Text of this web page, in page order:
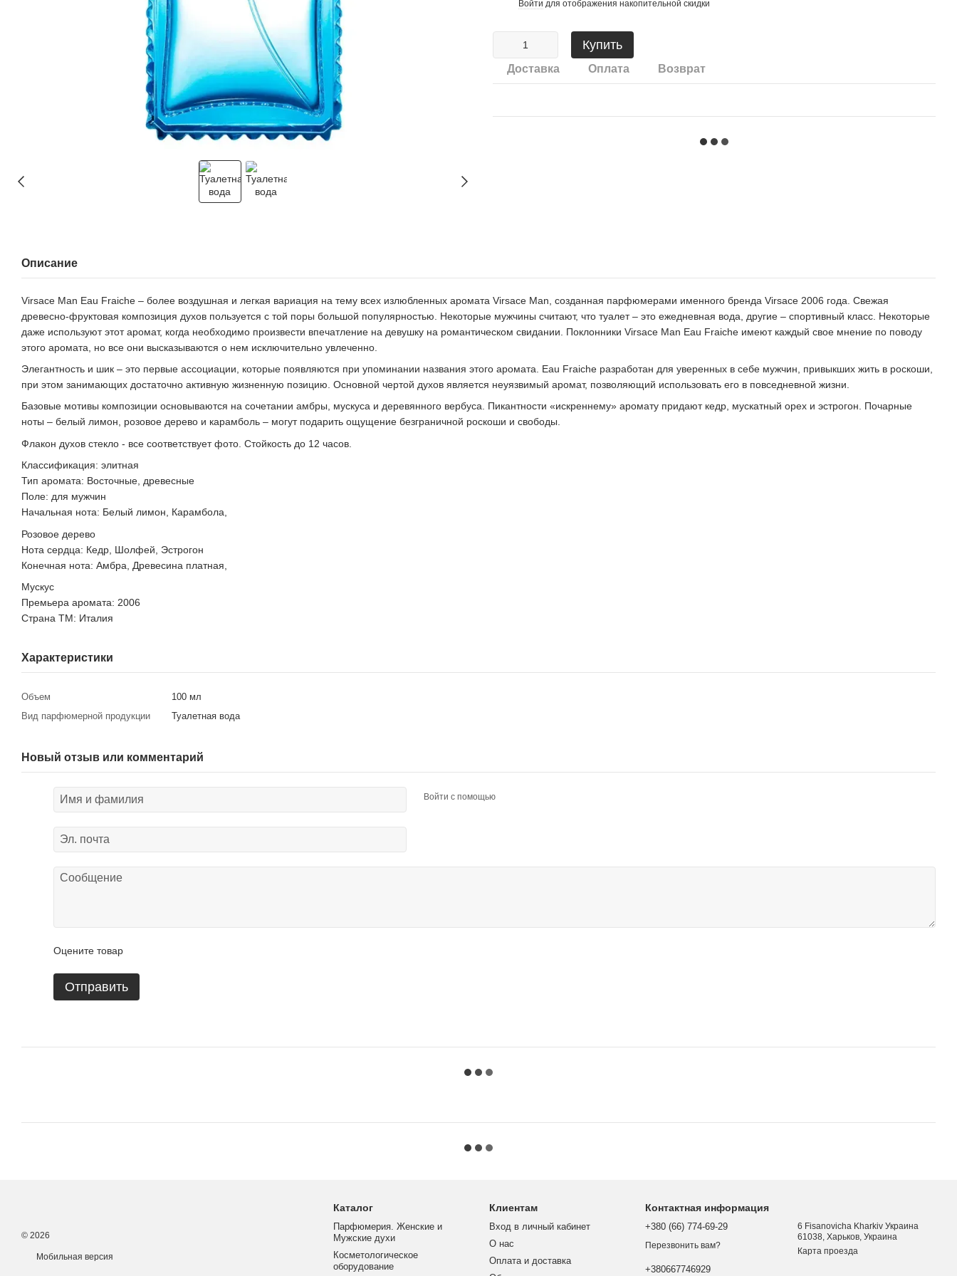
Войти для отображения накопительной скидки
Купить
Доставка Оплата Возврат
Описание
Virsace Man Eau Fraiche – более воздушная и легкая вариация на тему всех излюбленных аромата Virsace Man, созданная парфюмерами именного бренда Virsace 2006 года. Свежая
древесно-фруктовая композиция духов пользуется с той поры большой популярностью. Некоторые мужчины считают, что туалет – это ежедневная вода, другие – спортивный класс. Некоторые
даже используют этот аромат, когда необходимо произвести впечатление на девушку на романтическом свидании. Поклонники Virsace Man Eau Fraiche имеют каждый свое мнение по поводу
этого аромата, но все они высказываются о нем исключительно увлеченно.
Элегантность и шик – это первые ассоциации, которые появляются при упоминании названия этого аромата. Eau Fraiche разработан для уверенных в себе мужчин, привыкших жить в роскоши,
при этом занимающих достаточно активную жизненную позицию. Основной чертой духов является неуязвимый аромат, позволяющий использовать его в повседневной жизни.
Базовые мотивы композиции основываются на сочетании амбры, мускуса и деревянного вербуса. Пикантности «искреннему» аромату придают кедр, мускатный орех и эстрогон. Почарные
ноты – белый лимон, розовое дерево и карамболь – могут подарить ощущение безграничной роскоши и свободы.
Флакон духов стекло - все соответствует фото. Стойкость до 12 часов.
Классификация: элитная
Тип аромата: Восточные, древесные
Поле: для мужчин
Начальная нота: Белый лимон, Карамбола,
Розовое дерево
Нота сердца: Кедр, Шолфей, Эстрогон
Конечная нота: Амбра, Древесина платная,
Мускус
Премьера аромата: 2006
Страна ТМ: Италия
Характеристики
Объем
100 мл
Вид парфюмерной продукции
Туалетная вода
Новый отзыв или комментарий
Войти с помощью
Оцените товар
Отправить
© 2026
Мобильная версия
Каталог
Парфюмерия. Женские и
Мужские духи
Косметологическое
оборудование
Клиентам
Вход в личный кабинет
О нас
Оплата и доставка
Контактная информация
+380 (66) 774-69-29
Перезвонить вам?
+380667746929
6 Fisanovicha Kharkiv Украина
61038, Харьков, Украина
Карта проезда